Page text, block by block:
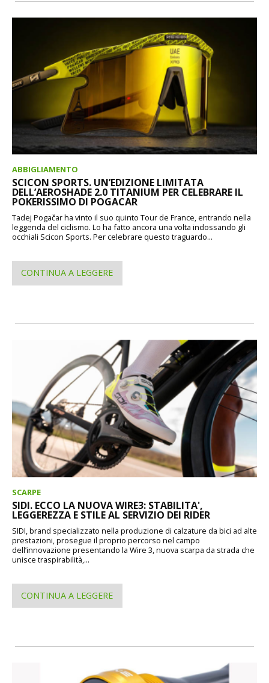
ABBIGLIAMENTO
SCICON SPORTS. UN’EDIZIONE LIMITATA
DELL’AEROSHADE 2.0 TITANIUM PER CELEBRARE IL
POKERISSIMO DI POGACAR
Tadej Pogačar ha vinto il suo quinto Tour de France, entrando nella
leggenda del ciclismo. Lo ha fatto ancora una volta indossando gli
occhiali Scicon Sports. Per celebrare questo traguardo...
CONTINUA A LEGGERE
SCARPE
SIDI. ECCO LA NUOVA WIRE3: STABILITA',
LEGGEREZZA E STILE AL SERVIZIO DEI RIDER
SIDI, brand specializzato nella produzione di calzature da bici ad alte
prestazioni, prosegue il proprio percorso nel campo
dell’innovazione presentando la Wire 3, nuova scarpa da strada che
unisce traspirabilità,...
CONTINUA A LEGGERE